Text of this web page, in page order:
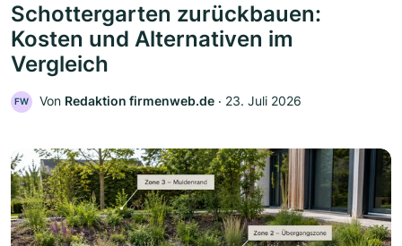
Schottergarten zurückbauen:
Kosten und Alternativen im
Vergleich
FW Von Redaktion firmenweb.de ‧ 23. Juli 2026